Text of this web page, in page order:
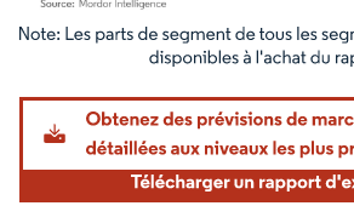
Image © Mordor Intelligence. La réutilisation